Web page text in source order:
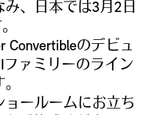
み、日本では3月2日
Convertibleのデビュ
ァミリーのライン
ールームにお立ち